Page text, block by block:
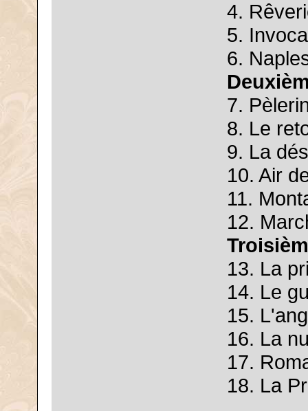
4.
5.
6.
7.
8. Le
9. La
10. Air
11.
12.
13. La
14. Le
15.
16. La
17.
18. La